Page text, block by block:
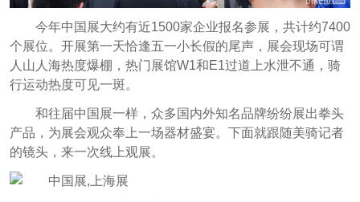
今年中国展大约有近1500家企业报名参展，共计约7400
个展位。 开展第一天恰逢五一小长假的尾声，展会现场可谓
人山人海热度爆棚，热门展馆W1和E1过道上水泄不通，骑
行运动热度可见一斑。
和往届中国展一样，众多国内外知名品牌纷纷展出拳头
产品，为展会观众奉上一场器材盛宴。下面就跟随美骑记者
的镜头，来一次线上观展。